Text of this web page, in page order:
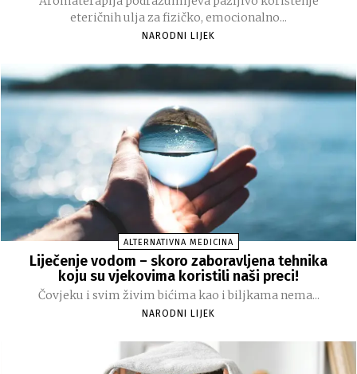
eteričnih ulja za fizičko, emocionalno...
NARODNI LIJEK
ALTERNATIVNA MEDICINA
Liječenje vodom – skoro zaboravljena tehnika
koju su vjekovima koristili naši preci!
Čovjeku i svim živim bićima kao i biljkama nema...
NARODNI LIJEK